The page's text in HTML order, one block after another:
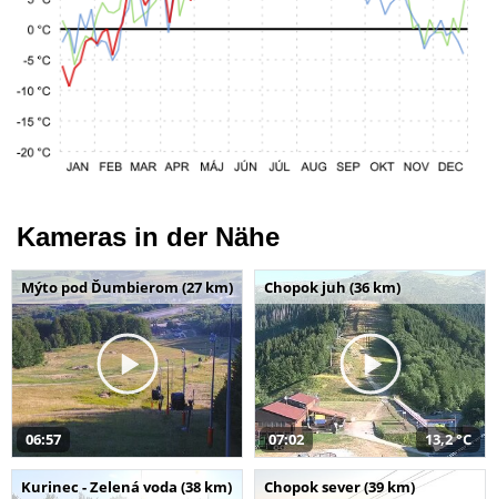
Kameras in der Nähe
Mýto pod Ďumbierom (27 km)
06:57
Chopok juh (36 km)
07:02 13,2 °C
Kurinec - Zelená voda (38 km) Chopok sever (39 km)